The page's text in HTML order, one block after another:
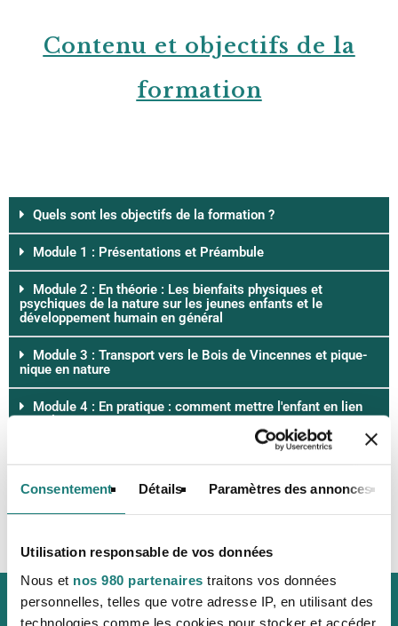
Consentement Détails Paramètres des annonces
Utilisation responsable de vos données
Nous et nos 980 partenaires traitons vos données
personnelles, telles que votre adresse IP, en utilisant des
technologies comme les cookies pour stocker et accéder
Contenu et objectifs de la
formation
Quels sont les objectifs de la formation ?
Module 1 : Présentations et Préambule
Module 2 : En théorie : Les bienfaits physiques et
psychiques de la nature sur les jeunes enfants et le
développement humain en général
Module 3 : Transport vers le Bois de Vincennes et pique-
nique en nature
Module 4 : En pratique : comment mettre l'enfant en lien
avec la nature ?